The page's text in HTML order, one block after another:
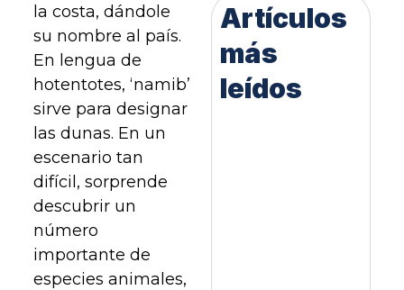
la costa, dándole
su nombre al país.
En lengua de
hotentotes, ‘namib’
sirve para designar
las dunas. En un
escenario tan
difícil, sorprende
descubrir un
número
importante de
especies animales,
Artículos
más
leídos